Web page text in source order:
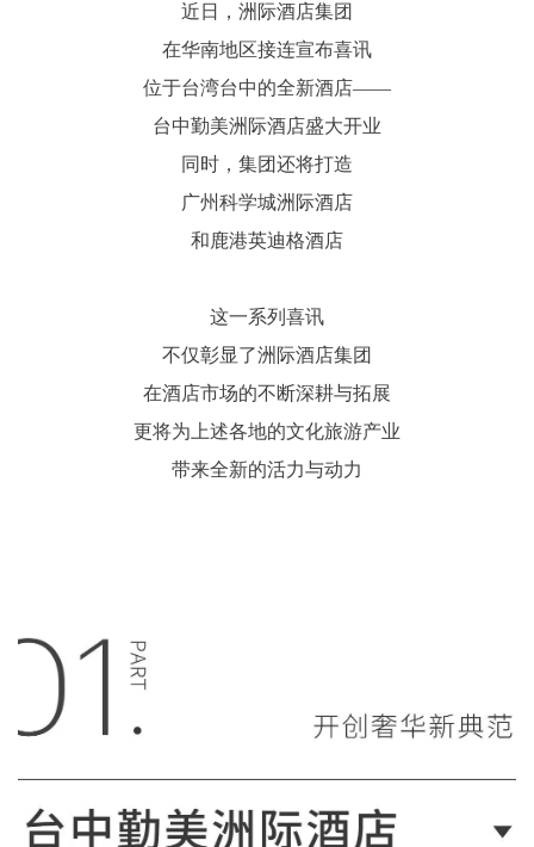
近日，洲际酒店集团
在华南地区接连宣布喜讯
位于台湾台中的全新酒店——
台中勤美洲际酒店盛大开业
同时，集团还将打造
广州科学城洲际酒店
和鹿港英迪格酒店
这一系列喜讯
不仅彰显了洲际酒店集团
在酒店市场的不断深耕与拓展
更将为上述各地的文化旅游产业
带来全新的活力与动力